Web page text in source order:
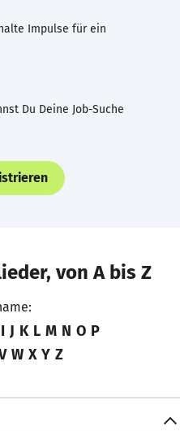
Impulse für ein
Du Deine Job-Suche
von A bis Z
I J K L M N O P
W X Y Z